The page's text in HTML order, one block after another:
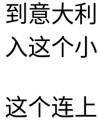
到意大
入这个
这个连